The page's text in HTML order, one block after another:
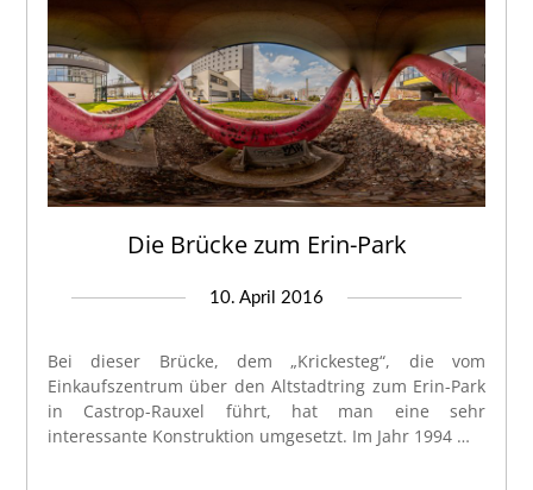
Die Brücke zum Erin-Park
10. April 2016
Bei dieser Brücke, dem „Krickesteg“, die vom
Einkaufszentrum über den Altstadtring zum Erin-Park
in Castrop-Rauxel führt, hat man eine sehr
interessante Konstruktion umgesetzt. Im Jahr 1994 …